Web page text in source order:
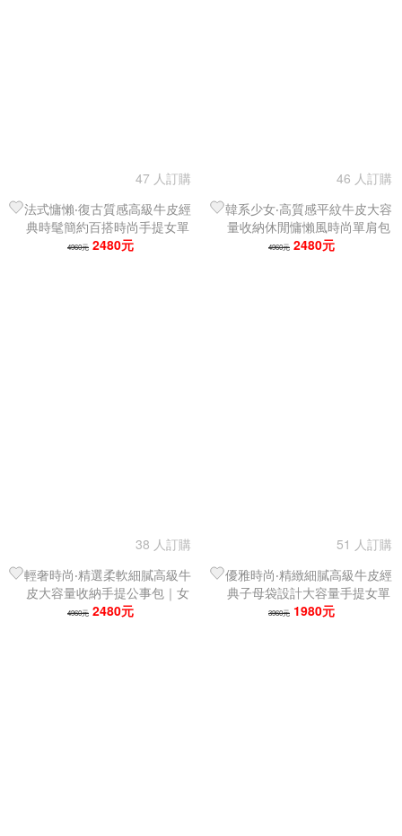
47 人訂購
法式慵懶‧復古質感高級牛皮經
典時髦簡約百搭時尚手提女單
肩包｜托特包
4960元 2480元
46 人訂購
韓系少女‧高質感平紋牛皮大容
量收納休閒慵懶風時尚單肩包
｜托特包
4960元 2480元
38 人訂購
輕奢時尚‧精選柔軟細膩高級牛
皮大容量收納手提公事包｜女
托特包
4960元 2480元
51 人訂購
優雅時尚‧精緻細膩高級牛皮經
典子母袋設計大容量手提女單
肩包｜托特包
3960元 1980元